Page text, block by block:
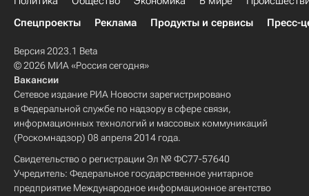
Спецпроекты
Реклама Продукты и сервисы Пресс-
Версия 2023.1 Beta
© 2026 МИА «Россия сегодня»
Вакансии
Сетевое издание РИА Новости зарегистрировано
в Федеральной службе по надзору в сфере связи,
информационных технологий и массовых коммуникаций
(Роскомнадзор) 08 апреля 2014 года.
Свидетельство о регистрации Эл № ФС77-57640
Учредитель: Федеральное государственное унитарное
предприятие Международное информационное агентство